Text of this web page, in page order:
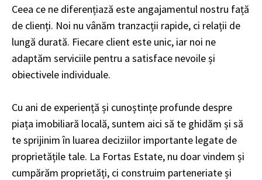
Ceea ce ne diferențiază este angajamentul nostru față
de clienți. Noi nu vânăm tranzacții rapide, ci relații de
lungă durată. Fiecare client este unic, iar noi ne
adaptăm serviciile pentru a satisface nevoile și
obiectivele individuale.
Cu ani de experiență și cunoștințe profunde despre
piața imobiliară locală, suntem aici să te ghidăm și să
te sprijinim în luarea deciziilor importante legate de
proprietățile tale. La Fortas Estate, nu doar vindem și
cumpărăm proprietăți, ci construim parteneriate și